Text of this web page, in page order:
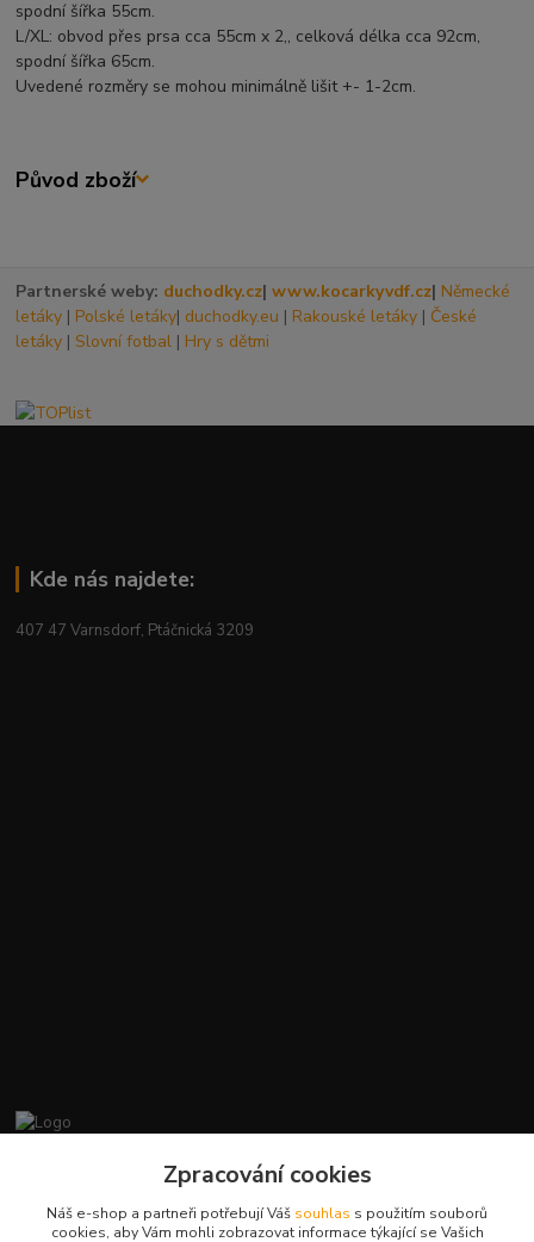
spodní šířka 55cm.
L/XL: obvod přes prsa cca 55cm x 2,, celková délka cca 92cm,
spodní šířka 65cm.
Uvedené rozměry se mohou minimálně lišit +- 1-2cm.
Původ zboží
Partnerské weby: duchodky.cz|www.kocarkyvdf.cz| Německé
letáky | Polské letáky| duchodky.eu | Rakouské letáky | České
letáky | Slovní fotbal | Hry s dětmi
Kde nás najdete:
407 47 Varnsdorf, Ptáčnická 3209
+420412384749
Zpracování cookies
Náš e-shop a partneři potřebují Váš souhlas s použitím souborů
cookies, aby Vám mohli zobrazovat informace týkající se Vašich